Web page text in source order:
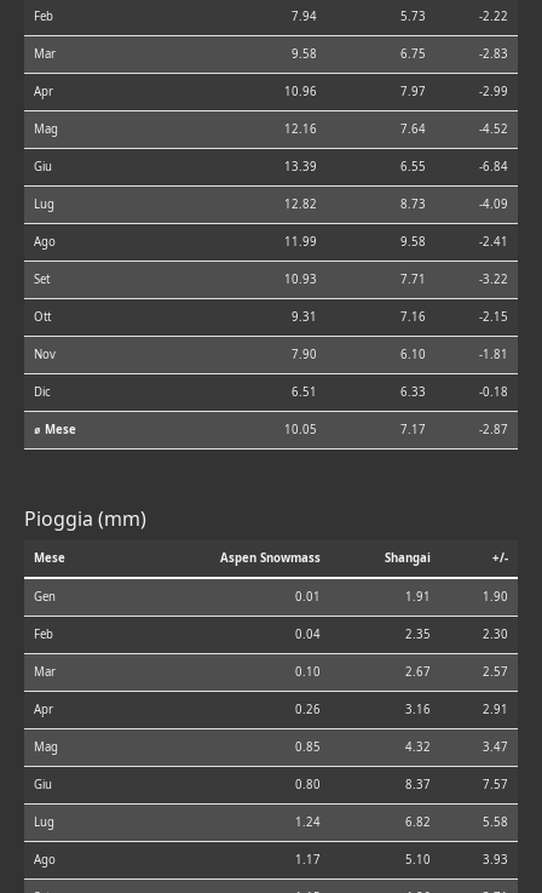
Feb 7.94 5.73 -2.22
Mar 9.58 6.75 -2.83
Apr 10.96 7.97 -2.99
Mag 12.16 7.64 -4.52
Giu 13.39 6.55 -6.84
Lug 12.82 8.73 -4.09
Ago 11.99 9.58 -2.41
Set 10.93 7.71 -3.22
Ott 9.31 7.16 -2.15
Nov 7.90 6.10 -1.81
Dic 6.51 6.33 -0.18
⌀ Mese 10.05 7.17 -2.87
Pioggia (mm)
Mese Aspen Snowmass Shangai +/-
Gen 0.01 1.91 1.90
Feb 0.04 2.35 2.30
Mar 0.10 2.67 2.57
Apr 0.26 3.16 2.91
Mag 0.85 4.32 3.47
Giu 0.80 8.37 7.57
Lug 1.24 6.82 5.58
Ago 1.17 5.10 3.93